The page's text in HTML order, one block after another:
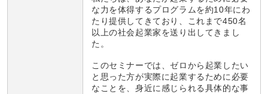
な力を体得するプログラムを約10年にわ
たり提供してきており、これまで450名
以上の社会起業家を送り出してきまし
た。
このセミナーでは、ゼロから起業したい
と思った方が実際に起業するために必要
なことを、身近に感じられる具体的な事